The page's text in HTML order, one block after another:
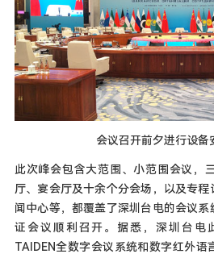
会议召开前夕进行设备
此次峰会包含大范围、小范围会议，
厅、宴会厅及十余个分会场，以及专
闻中心等，都覆盖了深圳台电的会议
证会议顺利召开。据悉，深圳台电
TAIDEN全数字会议系统和数字红外语